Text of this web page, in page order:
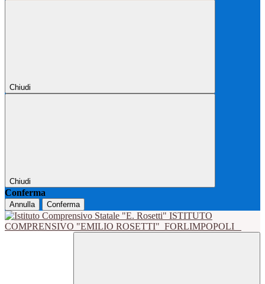
Chiudi
Chiudi
Conferma
Annulla Conferma
ISTITUTO
COMPRENSIVO "EMILIO ROSETTI" FORLIMPOPOLI